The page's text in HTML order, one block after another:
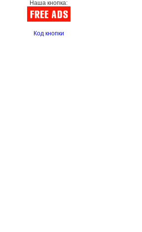
Наша кнопка:
Код кнопки